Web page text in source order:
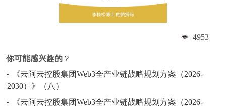
4953
你可能感兴趣的 ？
《云阿云控股集团Web3全产业链战略规划方案（2026-
2030）》（八）
《云阿云控股集团Web3全产业链战略规划方案（2026-